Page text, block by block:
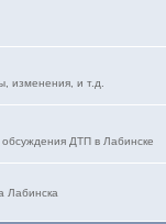
изменения, и т.д.
ДТП в Лабинске
Лабинска